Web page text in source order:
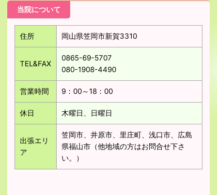
当院について
住所 岡山県笠岡市新賀3310
TEL&FAX
0865-69-5707
080-1908-4490
営業時間 9：00～18：00
休日 木曜日、日曜日
出張エリ
ア
笠岡市、井原市、里庄町、浅口市、広島
県福山市（他地域の方はお問合せ下さ
い。）